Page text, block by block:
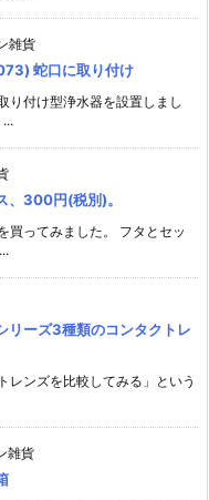
雑貨
蛇口に取り付け
り付け型浄水器を設置しまし
、300円(税別)。
買ってみました。 フタとセッ
リーズ3種類のコンタクトレ
レンズを比較してみる」という
雑貨